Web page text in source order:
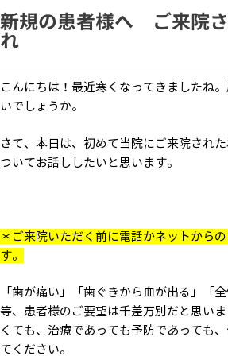
新規の患者様へ ご来院
れ
こんにちは！最近寒くなってきましたね
いでしょうか。
さて、本日は、初めて当院にご来院され
ついてお話ししたいと思います。
＊ご来院いただく前に電話かネットから
す。
「歯が痛い」「歯ぐきから血が出る」「
等、患者様のご要望は千差万別だと思い
くても、治療であっても予防であっても
てください。